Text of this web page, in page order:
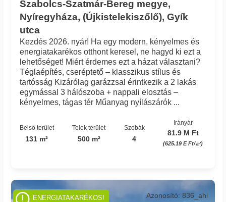
Szabolcs-Szatmár-Bereg megye,
Nyíregyháza, (Újkistelekiszőlő), Gyík
utca
Kezdés 2026. nyár! Ha egy modern, kényelmes és
energiatakarékos otthont keresel, ne hagyd ki ezt a
lehetőséget! Miért érdemes ezt a házat választani?
Téglaépítés, cseréptető – klasszikus stílus és
tartósság Kizárólag garázzsal érintkezik a 2 lakás
egymással 3 hálószoba + nappali elosztás –
kényelmes, tágas tér Műanyag nyílászárók ...
Belső terület
131 m²
Telek terület
500 m²
Szobák
4
Irányár
81.9 M Ft
(625.19 E Ft/㎡)
Azonosító: 836_ahi
ENERGIATAKARÉKOS!